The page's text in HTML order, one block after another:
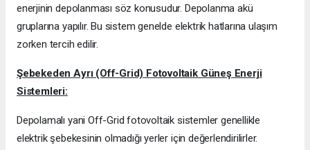
enerjinin depolanması söz konusudur. Depolanma akü
gruplarına yapılır. Bu sistem genelde elektrik hatlarına ulaşım
zorken tercih edilir.
Şebekeden Ayrı (Off-Grid) Fotovoltaik Güneş Enerji
Sistemleri:
Depolamalı yani Off-Grid fotovoltaik sistemler genellikle
elektrik şebekesinin olmadığı yerler için değerlendirilirler.